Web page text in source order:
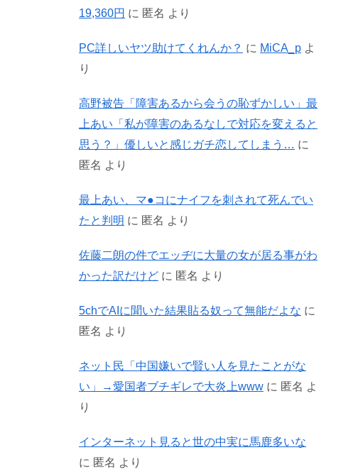
19,360円 に 匿名 より
PC詳しいヤツ助けてくれんか？ に MiCA_p よ
り
高野被告「障害あるから会うの恥ずかしい」最
上あい「私が障害のあるなしで対応を変えると
思う？」優しいと感じガチ恋してしまう…
に
匿名 より
最上あい、マ●コにナイフを刺されて死んでい
たと判明 に 匿名 より
佐藤二朗の件でエッヂに大量の女が居る事がわ
かった訳だけど に 匿名 より
5chでAIに聞いた結果貼る奴って無能だよな に
匿名 より
ネット民「中国嫌いで賢い人を見たことがな
い」→愛国者ブチギレで大炎上www に 匿名 よ
り
インターネット見ると世の中実に馬鹿多いな
に 匿名 より